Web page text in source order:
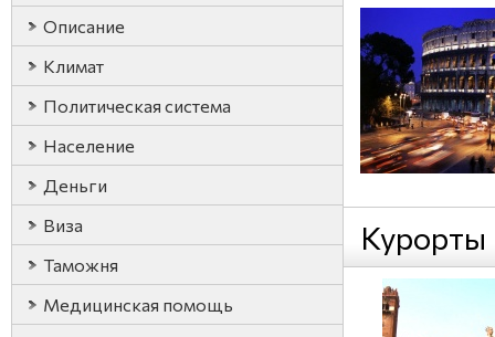
Описание
Климат
Политическая система
Население
Деньги
Виза
Таможня
Медицинская помощь
Курорты